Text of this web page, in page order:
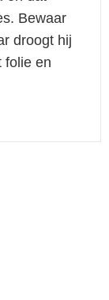
Bewaar
droogt hij
folie en